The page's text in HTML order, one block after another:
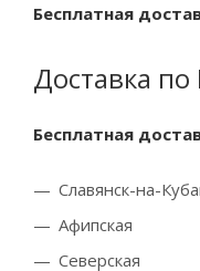
Бесплатная
Доставка
Бесплатная
Славянск-на-
Афипская
Северская